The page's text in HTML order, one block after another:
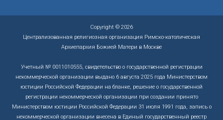
Copyright © 2026
Централизованная религиозная организация Римско-католическая
Архиепархия Божией Матери в Москве
Учетный № 0011010555, свидетельство о государственной регистрации
некоммерческой организации выдано 6 августа 2025 года Министерством
юстиции Российской Федерации на бланке, решение о государственной
регистрации некоммерческой организации при создании принято
Министерством юстиции Российской Федерации 31 июля 1991 года, запись о
некоммерческой организации внесена в Единый государственный реестр